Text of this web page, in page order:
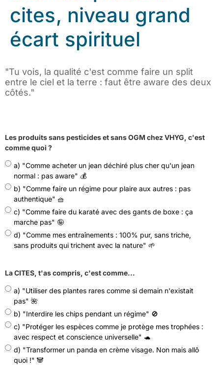
cites, niveau grand
écart spirituel
"Tu vois, la qualité c'est comme faire un split
entre le ciel et la terre : faut être aware des deux
côtés."
Les produits sans pesticides et sans OGM chez VHYG, c'est
comme quoi ?
a) "Comme acheter un jean déchiré plus cher qu'un jean
normal : pas aware" 💰
b) "Comme faire un régime pour plaire aux autres : pas
authentique" 🧺
c) "Comme faire du karaté avec des gants de boxe : ça
marche pas" 🤪
d) "Comme mes entraînements : 100% pur, sans triche,
sans produits qui trichent avec la nature" 🌱
La CITES, t'as compris, c'est comme...
a) "Utiliser des plantes rares comme si demain n'existait
pas" 🌺
b) "Interdire les chips pendant un régime" 🚫
c) "Protéger les espèces comme je protège mes trophées :
avec respect et conscience universelle" 🐢
d) "Transformer un panda en crème visage. Non mais allô
quoi !" 🐼